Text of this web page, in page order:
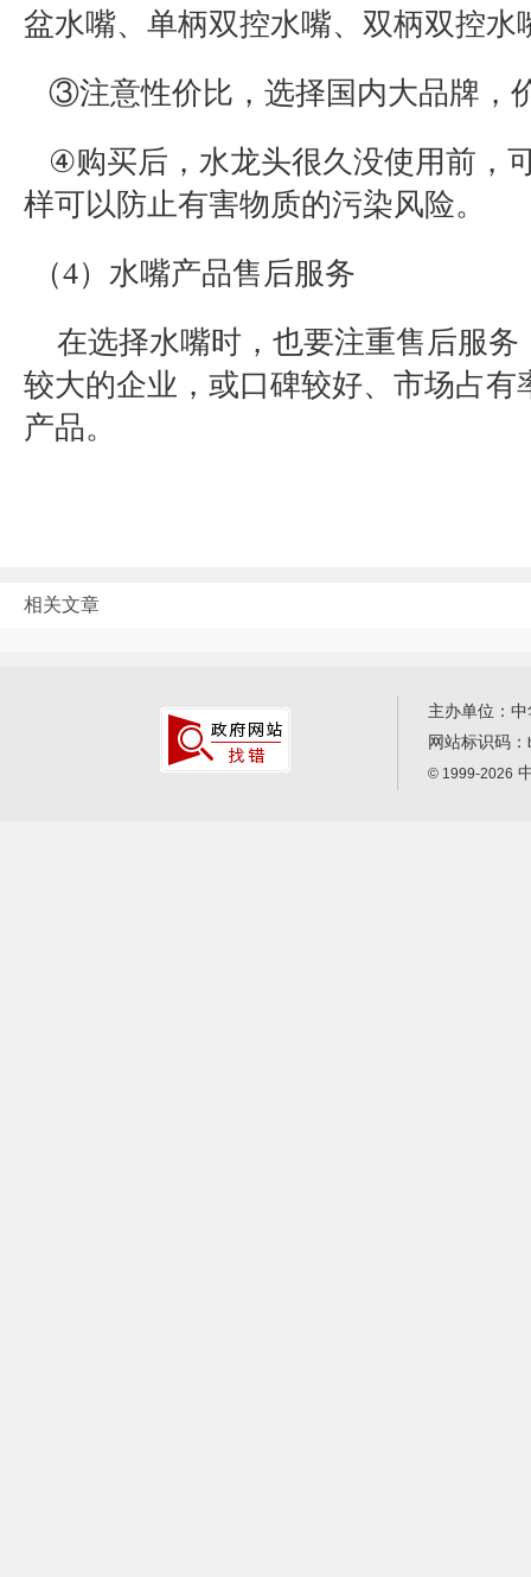
盆水嘴、单柄双控水嘴、双柄双控水
③注意性价比，选择国内大品牌，
④购买后，水龙头很久没使用前，
样可以防止有害物质的污染风险。
（4）水嘴产品售后服务
在选择水嘴时，也要注重售后服
较大的企业，或口碑较好、市场占有
产品。
相关文章
主办单位：
网站标识码：
© 1999-2026